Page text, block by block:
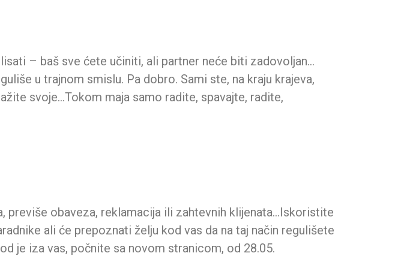
– baš sve ćete učiniti, ali partner neće biti zadovoljan…
u trajnom smislu. Pa dobro. Sami ste, na kraju krajeva,
svoje…Tokom maja samo radite, spavajte, radite,
previše obaveza, reklamacija ili zahtevnih klijenata…Iskoristite
ali će prepoznati želju kod vas da na taj način regulišete
je iza vas, počnite sa novom stranicom, od 28.05.